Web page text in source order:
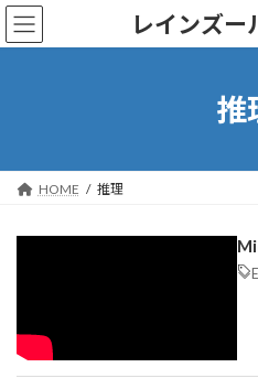
コ
ン
ナ
ビ
レインズー
推
HOME 推理